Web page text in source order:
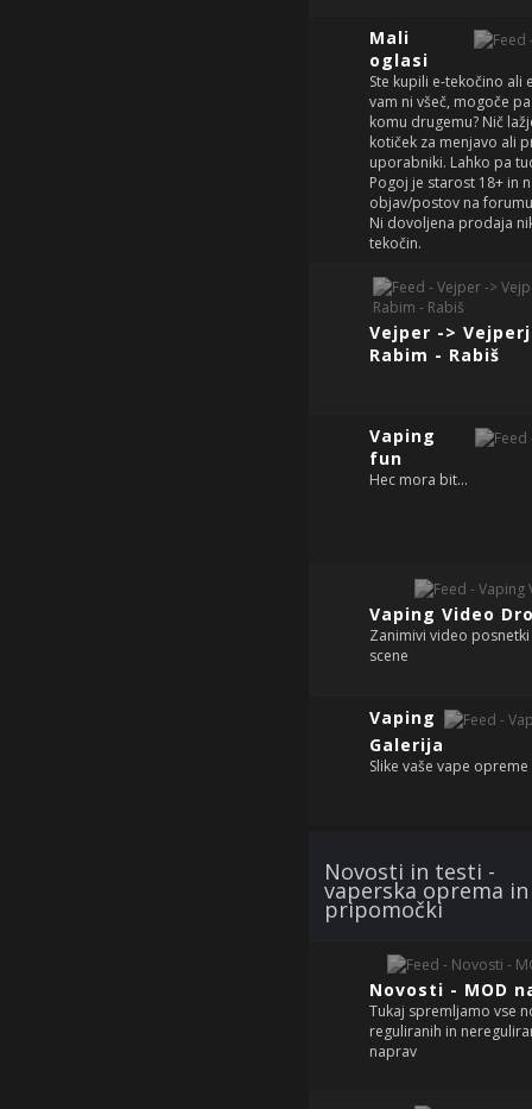
Mali
oglasi
Ste kupili e-tekočino ali
vam ni všeč, mogoče
komu drugemu? Nič
kotiček za menjavo ali
uporabniki. Lahko pa
Pogoj je starost 18+ in
objav/postov na
Ni dovoljena prodaja
tekočin.
Vejper ->
Rabim - Rabiš
Vaping
fun
Hec mora bit...
Vaping Video
Zanimivi video
scene
Vaping
Galerija
Slike vaše vape opreme
Novosti in testi -
vaperska oprema in
pripomočki
Novosti - MOD
Tukaj spremljamo vse
reguliranih in
naprav